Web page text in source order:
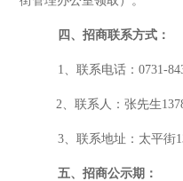
四、招商联系方式：
1、联系电话：0731-
2、联系人： 张先生1
3、联系地址： 太平街
五、招商公示期：